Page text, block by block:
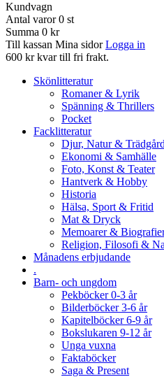
Kundvagn
Antal varor 0 st
Summa 0 kr
Till kassan Mina sidor Logga in
600 kr kvar till fri frakt.
Skönlitteratur
Romaner & Lyrik
Spänning & Thrillers
Pocket
Facklitteratur
Djur, Natur & Trädgård
Ekonomi & Samhälle
Foto, Konst & Teater
Hantverk & Hobby
Historia
Hälsa, Sport & Fritid
Mat & Dryck
Memoarer &
Religion, Filosofi &
Månadens erbjudande
.
Barn- och ungdom
Pekböcker 0-3 år
Bilderböcker 3-6 år
Kapitelböcker 6-9 år
Bokslukaren 9-12 år
Unga vuxna
Faktaböcker
Saga & Present